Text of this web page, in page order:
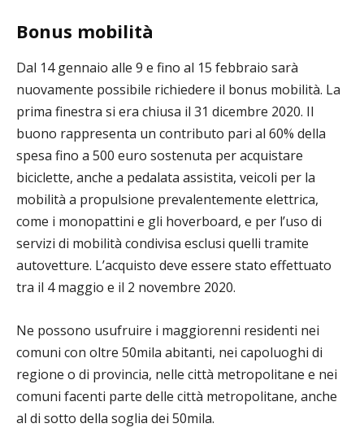
Bonus mobilità
Dal 14 gennaio alle 9 e fino al 15 febbraio sarà
nuovamente possibile richiedere il bonus mobilità. La
prima finestra si era chiusa il 31 dicembre 2020. Il
buono rappresenta un contributo pari al 60% della
spesa fino a 500 euro sostenuta per acquistare
biciclette, anche a pedalata assistita, veicoli per la
mobilità a propulsione prevalentemente elettrica,
come i monopattini e gli hoverboard, e per l’uso di
servizi di mobilità condivisa esclusi quelli tramite
autovetture. L’acquisto deve essere stato effettuato
tra il 4 maggio e il 2 novembre 2020.
Ne possono usufruire i maggiorenni residenti nei
comuni con oltre 50mila abitanti, nei capoluoghi di
regione o di provincia, nelle città metropolitane e nei
comuni facenti parte delle città metropolitane, anche
al di sotto della soglia dei 50mila.